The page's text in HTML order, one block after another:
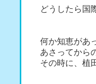
どうしたら国
何か知恵があ
あさってから
その時に、植